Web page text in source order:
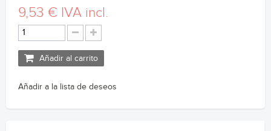
9,53 € IVA incl.
Añadir al carrito
Añadir a la lista de deseos